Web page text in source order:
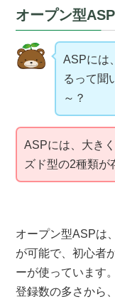
オープン型
ASPには
るって聞
～？
ASPには、大き
ズド型の2種類が
オープン型ASPは
が可能で、初心者
ーが使っています。
登録数の多さから